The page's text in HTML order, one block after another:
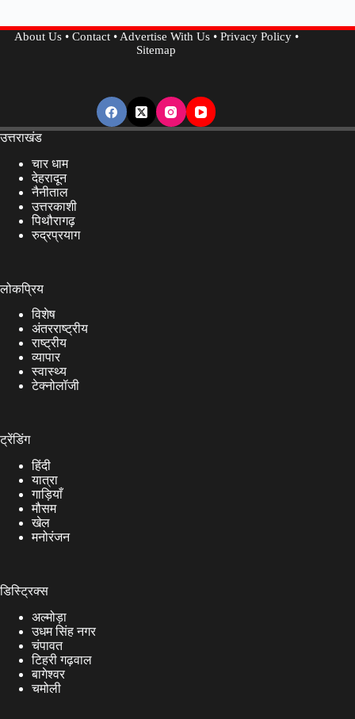
धसी
About Us• Contact•Advertise With Us• Privacy Policy•
Sitemap
उत्तराखंड
चार धाम
देहरादून
नैनीताल
उत्तरकाशी
पिथौरागढ़
रुद्रप्रयाग
लोकप्रिय
विशेष
अंतरराष्ट्रीय
राष्ट्रीय
व्यापार
स्वास्थ्य
टेक्नोलॉजी
ट्रेंडिंग
हिंदी
यात्रा
गाड़ियाँ
मौसम
खेल
मनोरंजन
डिस्ट्रिक्स
अल्मोड़ा
उधम सिंह नगर
चंपावत
टिहरी गढ़वाल
बागेश्वर
चमोली